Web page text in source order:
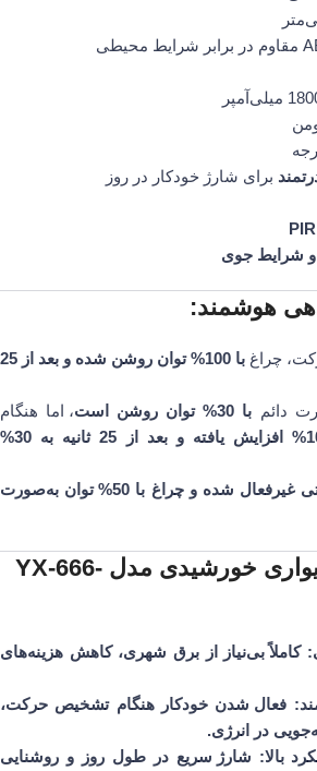
برای شارژ خودکار در روز
و شرایط جوی
هوشمند:
چراغ
با 100% توان روشن شده و بعد از 25
دائم با 30% توان روشن است
، اما هنگام
100% افزایش یافته و بعد از 25 ثانیه به 30%
سنسور حرکتی غیرفعال شده و چراغ با 50% توان به‌صورت
🔹 مزایای چراغ دیواری خورشیدی مدل YX-666-
کاملاً بی‌نیاز از برق شهری، کاهش هزینه‌های
فعال شدن خودکار هنگام تشخیص حرکت،
در انرژی.
بالا: شارژ سریع در طول روز و روشنایی